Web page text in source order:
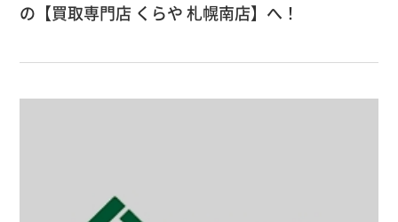
の【買取専門店 くらや 札幌南店】へ！